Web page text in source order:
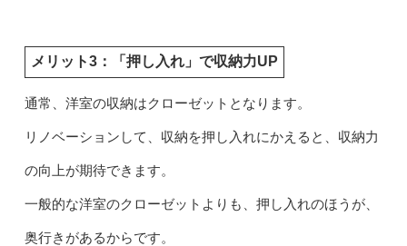
メリット3：「押し入れ」で収納力UP
通常、洋室の収納はクローゼットとなります。
リノベーションして、収納を押し入れにかえると、収納力
の向上が期待できます。
一般的な洋室のクローゼットよりも、押し入れのほうが、
奥行きがあるからです。